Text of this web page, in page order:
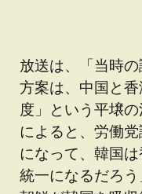
放送は、「当時
方案は、中国と
度」という平壌
によると、労働
になって、韓国
統一になるだろ